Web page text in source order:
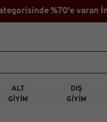
%70'e
ALT
GIYIM
DIŞ
GIYIM